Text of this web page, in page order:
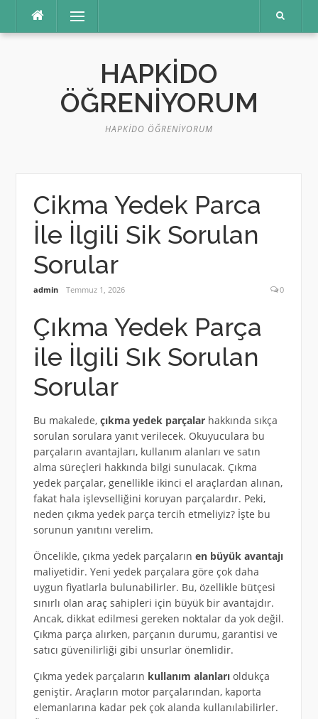
Menü
HAPKIDO
ÖĞRENIYORUM
HAPKIDO ÖĞRENIYORUM
Cikma Yedek Parca
İle İlgili Sik Sorulan
Sorular
admin Temmuz 1, 2026 0
Çıkma Yedek Parça
ile İlgili Sık Sorulan
Sorular
Bu makalede, çıkma yedek parçalarhakkında sıkça
sorulan sorulara yanıt verilecek. Okuyuculara bu
parçaların avantajları, kullanım alanları ve satın
alma süreçleri hakkında bilgi sunulacak. Çıkma
yedek parçalar, genellikle ikinci el araçlardan alınan,
fakat hala işlevselliğini koruyan parçalardır. Peki,
neden çıkma yedek parça tercih etmeliyiz? İşte bu
sorunun yanıtını verelim.
Öncelikle, çıkma yedek parçaların en büyük avantajı
maliyetidir. Yeni yedek parçalara göre çok daha
uygun fiyatlarla bulunabilirler. Bu, özellikle bütçesi
sınırlı olan araç sahipleri için büyük bir avantajdır.
Ancak, dikkat edilmesi gereken noktalar da yok değil.
Çıkma parça alırken, parçanın durumu, garantisi ve
satıcı güvenilirliği gibi unsurlar önemlidir.
Çıkma yedek parçaların kullanım alanlarıoldukça
geniştir. Araçların motor parçalarından, kaporta
elemanlarına kadar pek çok alanda kullanılabilirler.